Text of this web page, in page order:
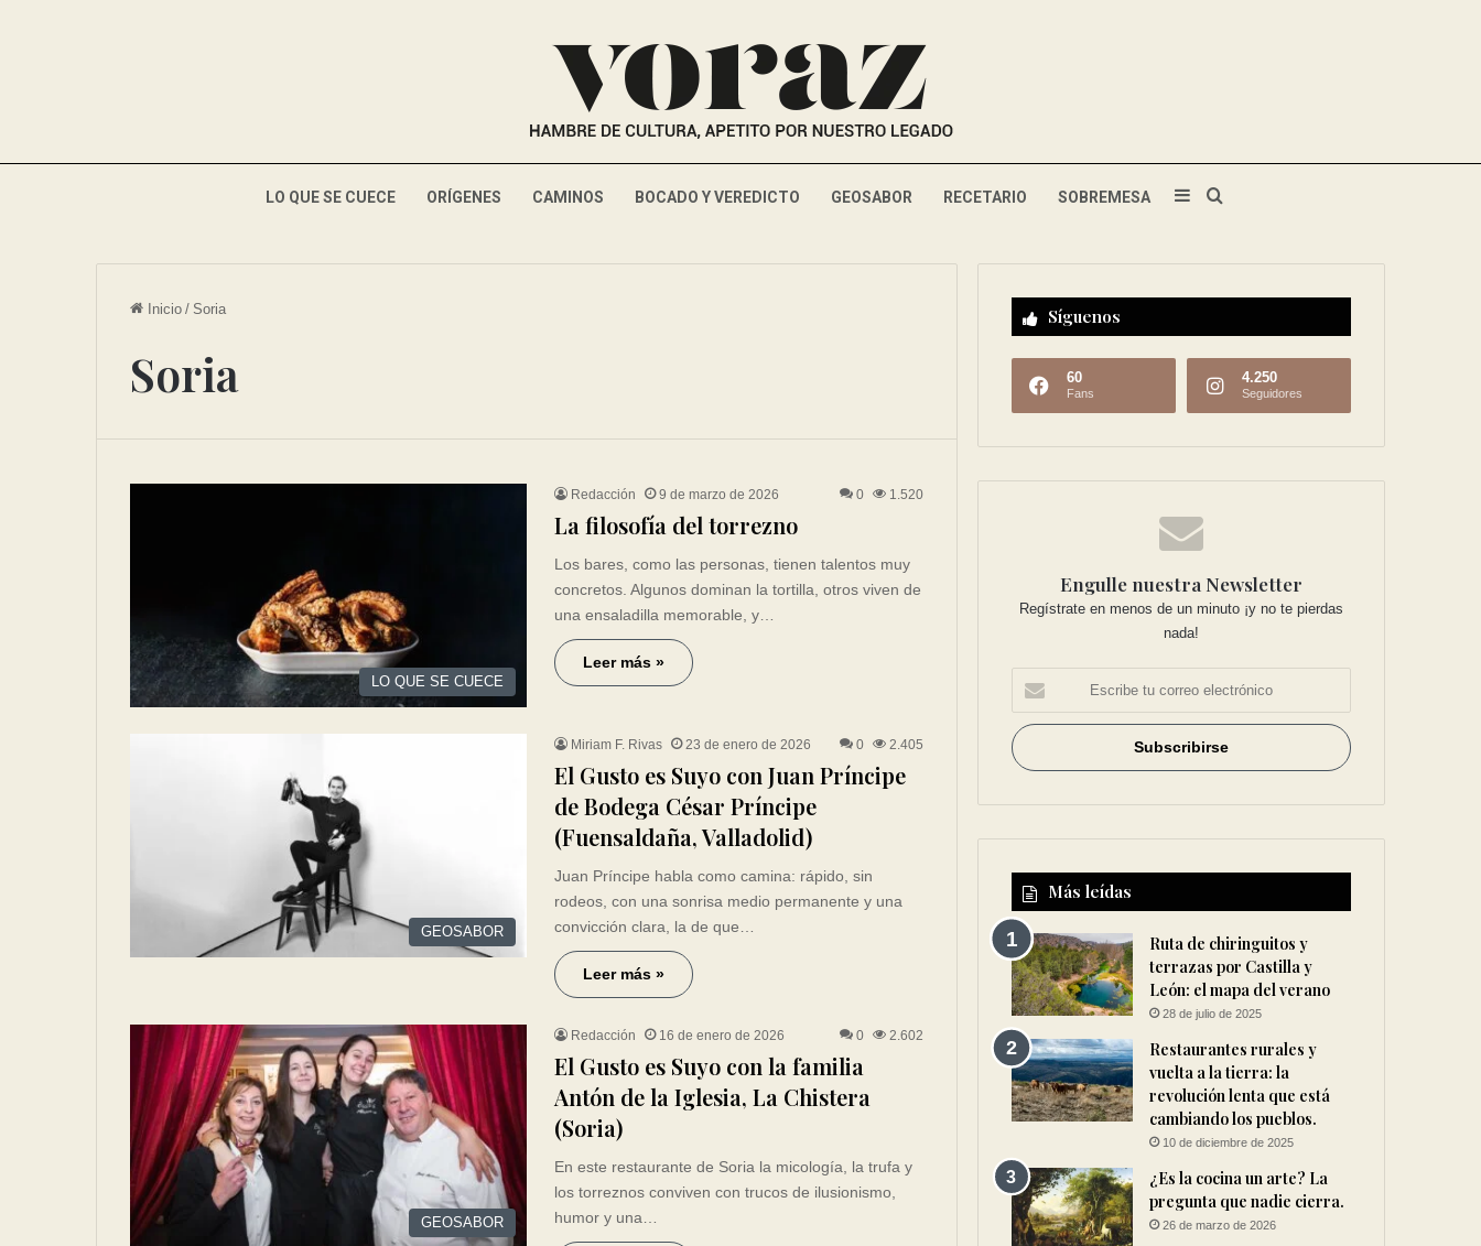
LO QUE SE CUECE ORÍGENES CAMINOS BOCADO Y VEREDICTO GEOSABOR RECETARIO SOBREMESA
Inicio / Soria
Soria
LO QUE SE CUECE
Redacción 9 de marzo de 2026 0 1.520
La filosofía del torrezno
Los bares, como las personas, tienen talentos muy
concretos. Algunos dominan la tortilla, otros viven de
una ensaladilla memorable, y…
Leer más »
GEOSABOR
Miriam F. Rivas 23 de enero de 2026 0 2.405
El Gusto es Suyo con Juan Príncipe
de Bodega César Príncipe
(Fuensaldaña, Valladolid)
Juan Príncipe habla como camina: rápido, sin
rodeos, con una sonrisa medio permanente y una
convicción clara, la de que…
Leer más »
GEOSABOR
Redacción 16 de enero de 2026 0 2.602
El Gusto es Suyo con la familia
Antón de la Iglesia, La Chistera
(Soria)
En este restaurante de Soria la micología, la trufa y
los torreznos conviven con trucos de ilusionismo,
humor y una…
Síguenos
60
Fans
4.250
Seguidores
Engulle nuestra Newsletter
Regístrate en menos de un minuto ¡y no te pierdas
nada!
Más leídas
Ruta de chiringuitos y
terrazas por Castilla y
León: el mapa del verano
28 de julio de 2025
Restaurantes rurales y
vuelta a la tierra: la
revolución lenta que está
cambiando los pueblos.
10 de diciembre de 2025
¿Es la cocina un arte? La
pregunta que nadie cierra.
26 de marzo de 2026